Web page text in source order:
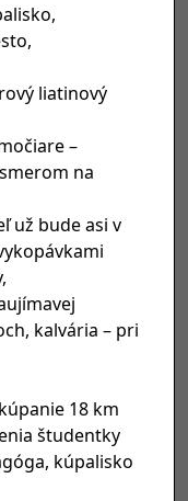
liatinový
–
na
už bude asi v
kalvária – pri
18 km
študentky
kúpalisko